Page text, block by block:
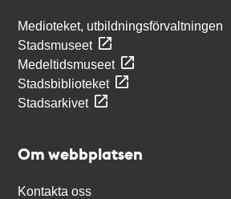
Medioteket, utbildningsförvaltningen
Stadsmuseet
Medeltidsmuseet
Stadsbiblioteket
Stadsarkivet
Om webbplatsen
Kontakta oss